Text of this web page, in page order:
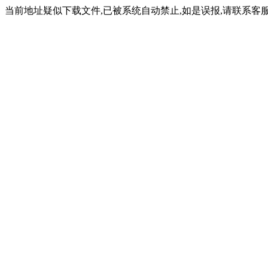
当前地址疑似下载文件,已被系统自动禁止,如是误报,请联系客